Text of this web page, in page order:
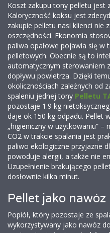
Koszt zakupu tony pelletu jest
Kaloryczność koksu jest
zakupie pelletu nasi klienci nie
oszczędności. Ekonomia
paliwa opałowe pojawia się w
pelletowych. Obecnie są to
automatycznym sterowaniem
dopływu powietrza. Dzięki
okolicznościach zależnych od
spaleniu jednej tony Pelletu
pozostaje 1.9 kg
daje ok 150 kg odpadu. Pellet
„higieniczny w użytkowaniu”
CO2 w trakcie spalania jest
paliwo ekologiczne przyjazne
powoduje alergii, a także nie
Uzupełnienie brakującego
dosłownie kilka minut.
Pellet jako nawóz
Popiół, który pozostaje ze
wykorzystywany jako nawóz